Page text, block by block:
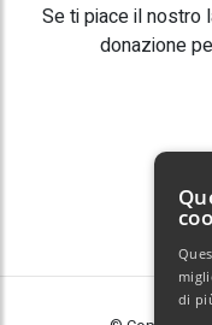
Se ti piace il nostro
donazione
E-
di